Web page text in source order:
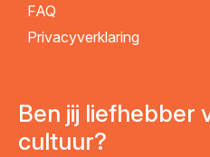
FAQ
Privacyverklaring
Ben jij liefhebber
cultuur?